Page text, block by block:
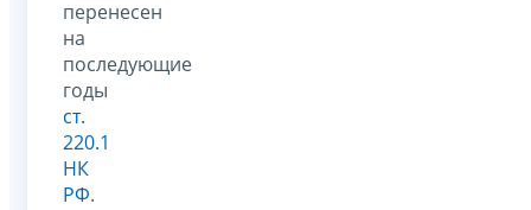
перенесен
на
последующие
годы
ст.
220.1
НК
РФ.